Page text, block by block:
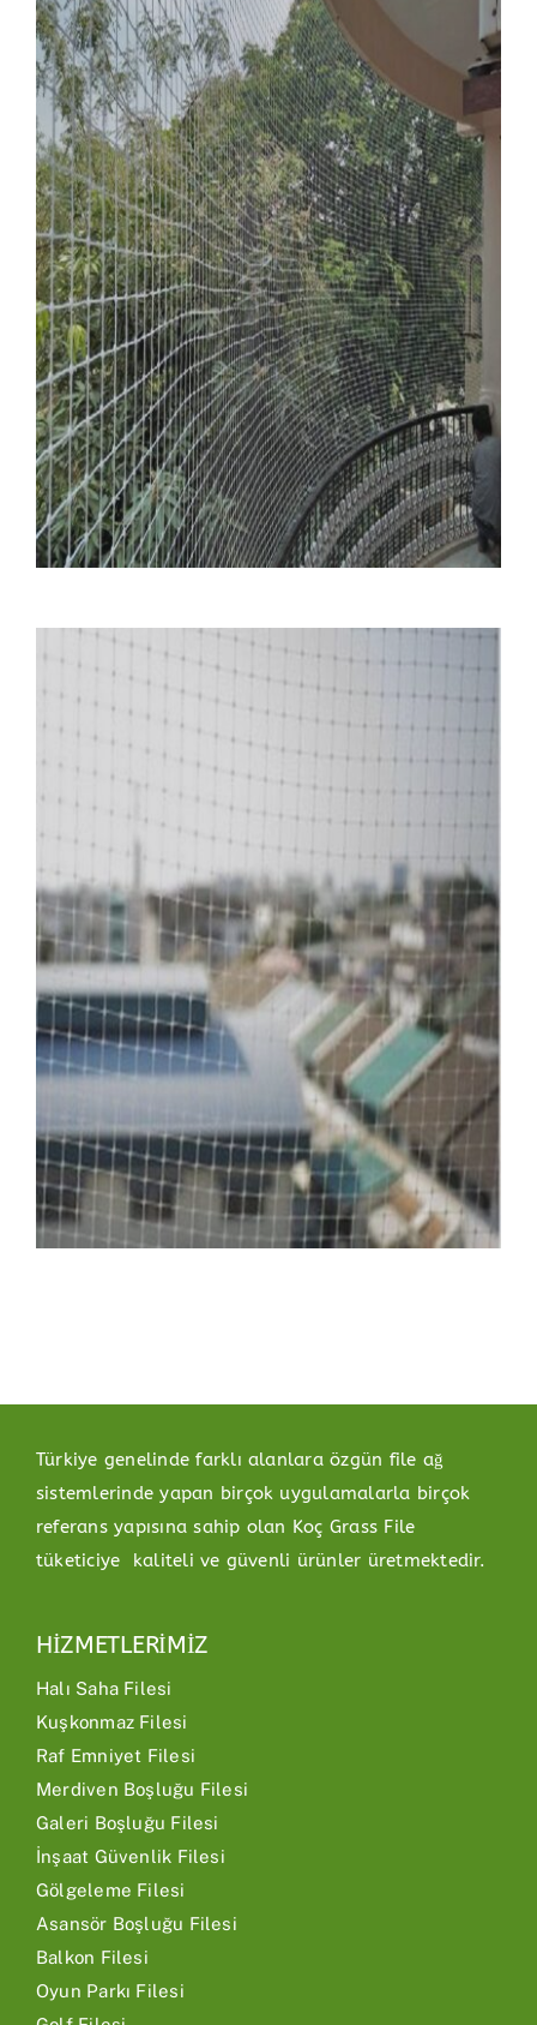
Türkiye genelinde farklı alanlara özgün file ağ
sistemlerinde yapan birçok uygulamalarla birçok
referans yapısına sahip olan Koç Grass File
tüketiciye kaliteli ve güvenli ürünler üretmektedir.
HİZMETLERİMİZ
Halı Saha Filesi
Kuşkonmaz Filesi
Raf Emniyet Filesi
Merdiven Boşluğu Filesi
Galeri Boşluğu Filesi
İnşaat Güvenlik Filesi
Gölgeleme Filesi
Asansör Boşluğu Filesi
Balkon Filesi
Oyun Parkı Filesi